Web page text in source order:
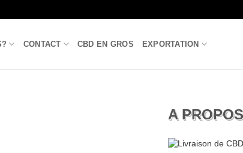
CONTACT CBD EN GROS EXPORTATION
A